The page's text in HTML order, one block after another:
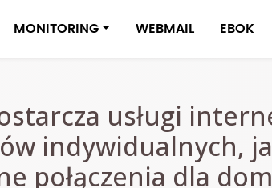
MONITORING WEBMAIL EBOK
usługi
indywidualnych,
połączenia dla